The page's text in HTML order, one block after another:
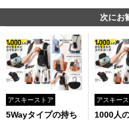
次にお
アスキーストア
5Wayタイプの持ち
アスキー
1000人